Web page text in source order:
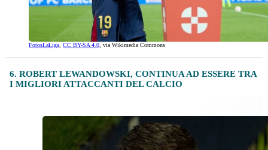
FotosLaLiga, CC BY-SA 4.0, via Wikimedia Commons
6. ROBERT LEWANDOWSKI, CONTINUA AD ESSERE TRA
I MIGLIORI ATTACCANTI DEL CALCIO